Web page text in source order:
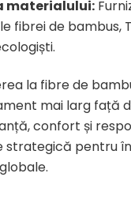
materialului:
fibrei de bambus,
la fibre de
mai larg față
confort și
strategică pentru